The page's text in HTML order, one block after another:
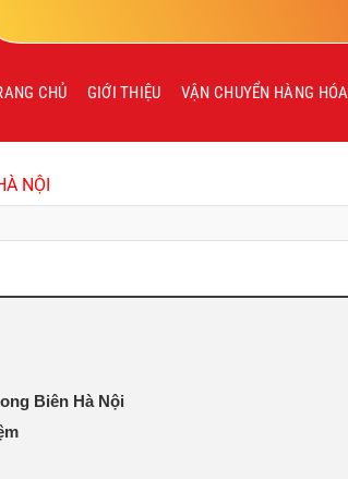
CHỦ GIỚI THIỆU VẬN CHUYỂN HÀNG HÓA
NỘI
Biên Hà Nội